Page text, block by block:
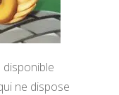
ne dispose